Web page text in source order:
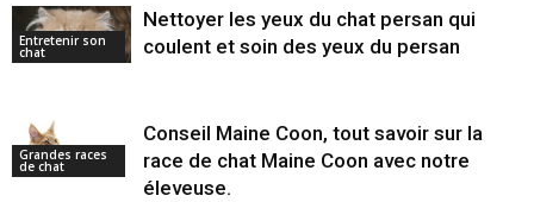
Entretenir son
chat
Nettoyer les yeux du chat persan qui
coulent et soin des yeux du persan
Grandes races
de chat
Conseil Maine Coon, tout savoir sur la
race de chat Maine Coon avec notre
éleveuse.